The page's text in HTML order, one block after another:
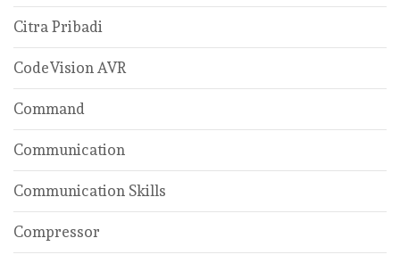
Citra Pribadi
CodeVision AVR
Command
Communication
Communication Skills
Compressor